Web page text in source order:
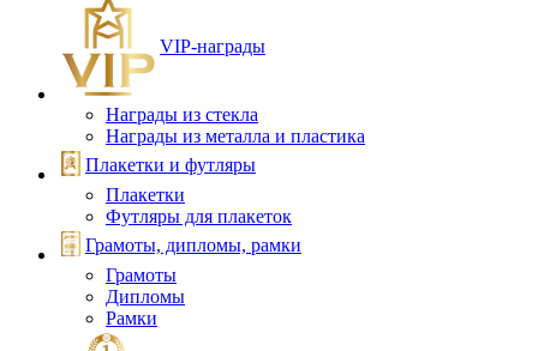
VIP‑награды
Награды из стекла
Награды из металла и пластика
Плакетки и футляры
Плакетки
Футляры для плакеток
Грамоты, дипломы, рамки
Грамоты
Дипломы
Рамки